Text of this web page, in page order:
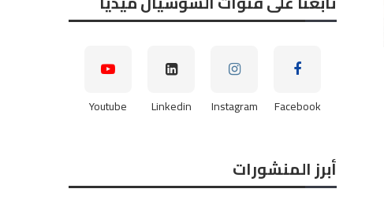
المهندس محمد سراج، مدير إدارة
2026-06-21
الدكتور إبراهيم عدلي، مدير
2026-06-21 Facebook
Instagram
Linkedin
Youtube
أبرز المنشورات